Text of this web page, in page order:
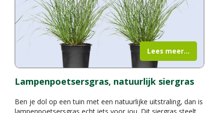
Lampenpoetsersgras, natuurlijk siergras
Ben je dol op een tuin met een natuurlijke uitstraling, dan is
lampenpoetsersgras echt iets voor jou. Dit siergras steelt
Lees meer...